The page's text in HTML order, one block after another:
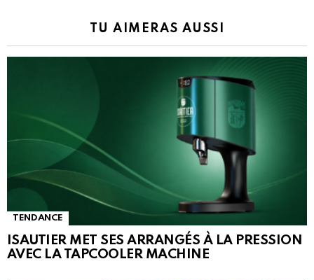
TU AIMERAS AUSSI
TENDANCE
ISAUTIER MET SES ARRANGÉS À LA PRESSION
AVEC LA TAPCOOLER MACHINE